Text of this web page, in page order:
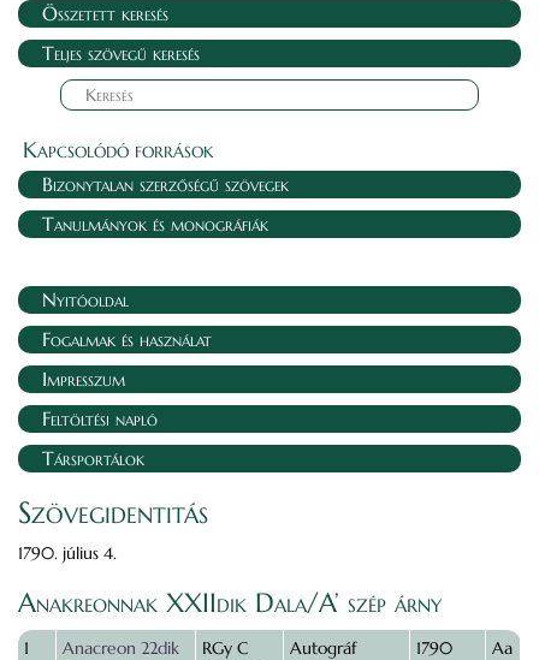
Összetett keresés
Teljes szövegű keresés
Kapcsolódó források
Bizonytalan szerzőségű szövegek
Tanulmányok és monográfiák
Nyitóoldal
Fogalmak és használat
Impresszum
Feltöltési napló
Társportálok
Szövegidentitás
1790. július 4.
Anakreonnak XXIIdik Dala/A’ szép árny
1
Anacreon 22dik
RGy C
Autográf
1790 Aa